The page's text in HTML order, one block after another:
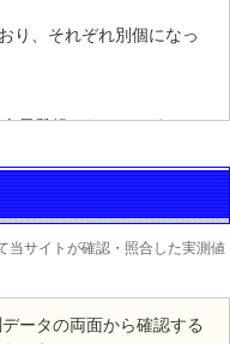
り、それぞれ別個になっ
員登録となっていまし
、実際はレース開催日の
ありました。
当サイトが確認・照合した実測値
ータの両面から確認する